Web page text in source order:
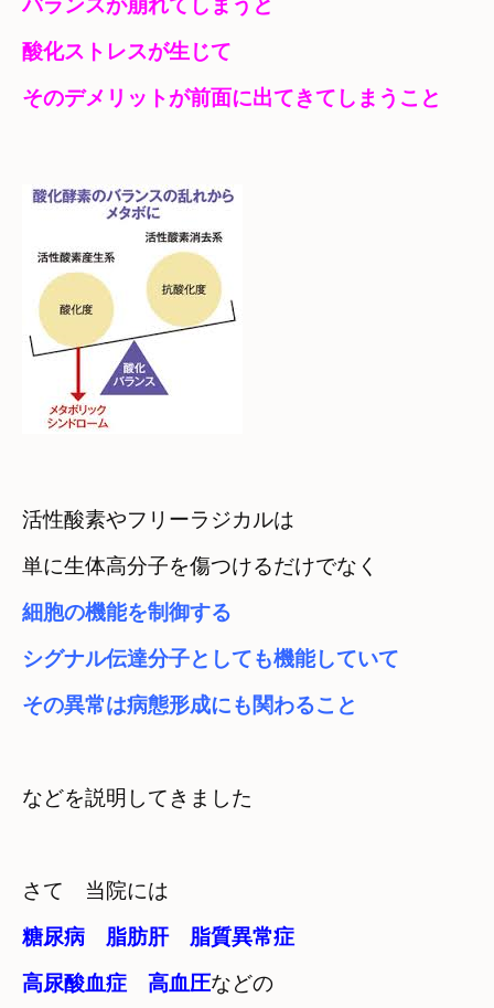
バランスが崩れてしまうと
酸化ストレスが生じて
そのデメリットが前面に出てきてしまうこと
活性酸素やフリーラジカルは
単に生体高分子を傷つけるだけでなく
細胞の機能を制御する
シグナル伝達分子としても機能していて
その異常は病態形成にも関わること
などを説明してきました
さて　当院には
糖尿病　脂肪肝　脂質異常症
高尿酸血症　高血圧などの